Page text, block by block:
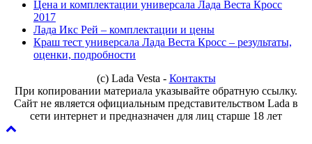
Цена и комплектации универсала Лада Веста Кросс
2017
Лада Икс Рей – комплектации и цены
Краш тест универсала Лада Веста Кросс – результаты,
оценки, подробности
(с) Lada Vesta - Контакты
При копировании материала указывайте обратную ссылку.
Сайт не является официальным представительством Lada в
сети интернет и предназначен для лиц старше 18 лет